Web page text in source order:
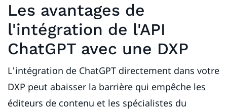
Les avantages de
l'intégration de l'API
ChatGPT avec une DXP
L'intégration de ChatGPT directement dans votre
DXP peut abaisser la barrière qui empêche les
éditeurs de contenu et les spécialistes du